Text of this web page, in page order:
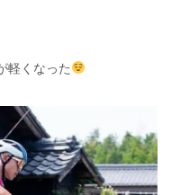
軽くなった